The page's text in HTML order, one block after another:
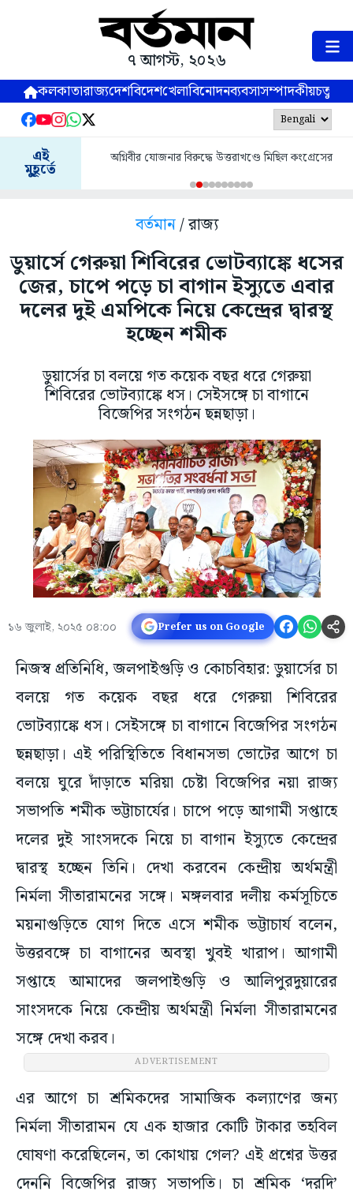
৭ আগস্ট, ২০২৬
কলকাতারাজ্যদেশবিদেশখেলাবিনোদনব্যবসাসম্পাদকীয়
এই
মুহূর্তে
অগ্নিবীর যোজনার বিরুদ্ধে উত্তরাখণ্ডে মিছিল কংগ্রেসের
বর্তমান/ রাজ্য
ডুয়ার্সে গেরুয়া শিবিরের ভোটব্যাঙ্কে ধসের
জের, চাপে পড়ে চা বাগান ইস্যুতে এবার
দলের দুই এমপিকে নিয়ে কেন্দ্রের দ্বারস্থ
হচ্ছেন শমীক
ডুয়ার্সের চা বলয়ে গত কয়েক বছর ধরে গেরুয়া
শিবিরের ভোটব্যাঙ্কে ধস। সেইসঙ্গে চা বাগানে
বিজেপির সংগঠন ছন্নছাড়া।
১৬ জুলাই, ২০২৫ ০৪:০০ Prefer us on Google
নিজস্ব প্রতিনিধি, জলপাইগুড়ি ও কোচবিহার: ডুয়ার্সের চা
বলয়ে গত কয়েক বছর ধরে গেরুয়া শিবিরের
ভোটব্যাঙ্কে ধস। সেইসঙ্গে চা বাগানে বিজেপির সংগঠন
ছন্নছাড়া। এই পরিস্থিতিতে বিধানসভা ভোটের আগে চা
বলয়ে ঘুরে দাঁড়াতে মরিয়া চেষ্টা বিজেপির নয়া রাজ্য
সভাপতি শমীক ভট্টাচার্যের। চাপে পড়ে আগামী সপ্তাহে
দলের দুই সাংসদকে নিয়ে চা বাগান ইস্যুতে কেন্দ্রের
দ্বারস্থ হচ্ছেন তিনি। দেখা করবেন কেন্দ্রীয় অর্থমন্ত্রী
নির্মলা সীতারামনের সঙ্গে। মঙ্গলবার দলীয় কর্মসূচিতে
ময়নাগুড়িতে যোগ দিতে এসে শমীক ভট্টাচার্য বলেন,
উত্তরবঙ্গে চা বাগানের অবস্থা খুবই খারাপ। আগামী
সপ্তাহে আমাদের জলপাইগুড়ি ও আলিপুরদুয়ারের
সাংসদকে নিয়ে কেন্দ্রীয় অর্থমন্ত্রী নির্মলা সীতারামনের
সঙ্গে দেখা করব।
ADVERTISEMENT
এর আগে চা শ্রমিকদের সামাজিক কল্যাণের জন্য
নির্মলা সীতারামন যে এক হাজার কোটি টাকার তহবিল
ঘোষণা করেছিলেন, তা কোথায় গেল? এই প্রশ্নের উত্তর
দেননি বিজেপির রাজ্য সভাপতি। চা শ্রমিক ‘দরদি’